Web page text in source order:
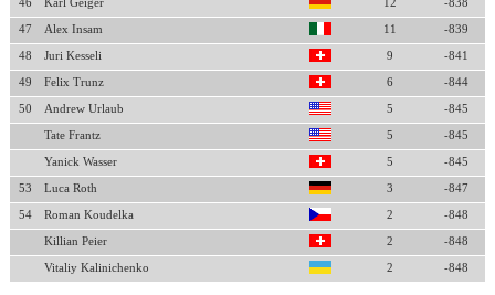
46 Karl Geiger 12 -838
47 Alex Insam 11 -839
48 Juri Kesseli 9 -841
49 Felix Trunz 6 -844
50 Andrew Urlaub 5 -845
Tate Frantz 5 -845
Yanick Wasser 5 -845
53 Luca Roth 3 -847
54 Roman Koudelka 2 -848
Killian Peier 2 -848
Vitaliy Kalinichenko 2 -848